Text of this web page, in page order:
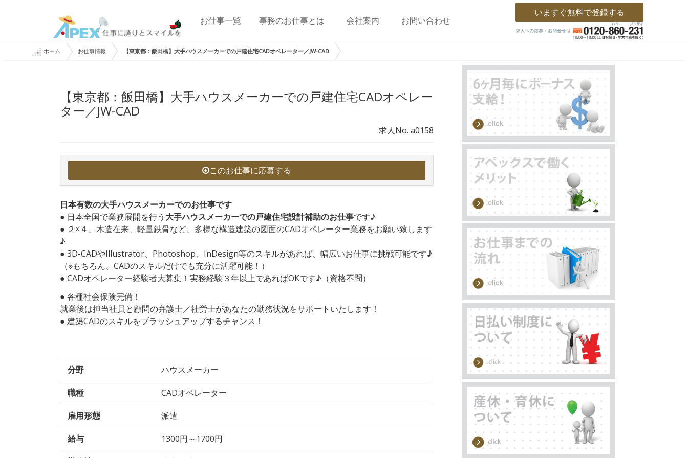
お仕事一覧 事務のお仕事とは 会社案内 お問い合わせ
いますぐ無料で登録する
ホーム お仕事情報 【東京都：飯田橋】大手ハウスメーカーでの戸建住宅CADオペレーター／JW-CAD
【東京都：飯田橋】大手ハウスメーカーでの戸建住宅CADオペレー
ター／JW-CAD
求人No. a0158
このお仕事に応募する
日本有数の大手ハウスメーカーでのお仕事です
● 日本全国で業務展開を行う 大手ハウスメーカーでの戸建住宅設計補助のお仕事です♪
● ２×４、木造在来、軽量鉄骨など、多様な構造建築の図面のCADオペレーター業務をお願い致します
♪
● 3D-CADやIllustrator、Photoshop、InDesign等のスキルがあれば、幅広いお仕事に挑戦可能です♪
（※もちろん、CADのスキルだけでも充分に活躍可能！）
● CADオペレーター経験者大募集！実務経験３年以上であればOKです♪（資格不問）
● 各種社会保険完備！
就業後は担当社員と顧問の弁護士／社労士があなたの勤務状況をサポートいたします！
● 建築CADのスキルをブラッシュアップするチャンス！
分野 ハウスメーカー
職種 CADオペレーター
雇用形態 派遣
給与 1300円～1700円